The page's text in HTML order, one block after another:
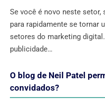
Se você é novo neste
para rapidamente se tornar
setores do marketing
publicidade…
O blog de Neil Patel
convidados?